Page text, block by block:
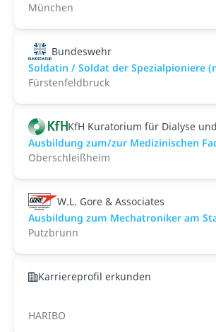
München
Bundeswehr
Soldatin / Soldat der Spezialpioniere
Fürstenfeldbruck
KfH Kuratorium für Dialyse
Ausbildung zum/zur Medizinischen
Oberschleißheim
W.L. Gore & Associates
Ausbildung zum Mechatroniker am
Putzbrunn
Karriereprofil erkunden
HARIBO